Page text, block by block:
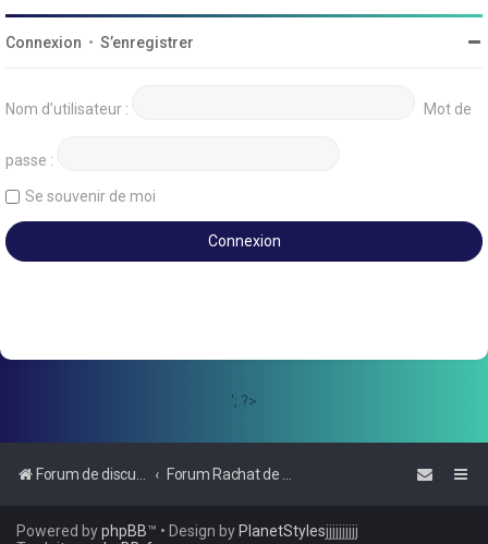
Connexion • S’enregistrer
Nom d’utilisateur : Mot de
passe :
Se souvenir de moi
'; ?>
Forum de discussions sur le Regroupement de Crédits et le Rachat de Crédits
Powered byphpBB™ • Design byPlanetStylesjjjjjjjjjj